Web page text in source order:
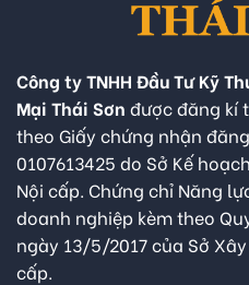
Công ty TNHH Đầu Tư Kỹ
Mại Thái Sơn được đăng kí
theo Giấy chứng nhận
0107613425 do Sở Kế
Nội cấp. Chứng chỉ Năng
doanh nghiệp kèm theo
ngày 13/5/2017 của Sở
cấp.